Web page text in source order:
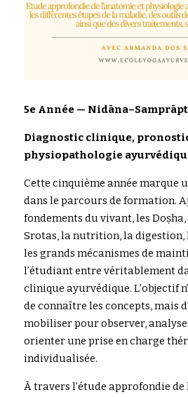
5e Année —
Diagnostic clinique,
physiopathologie
Cette cinquième année marque
dans le parcours de formation.
fondements du vivant, les Doṣha,
Srotas, la nutrition, la digestion,
les grands mécanismes de
l’étudiant entre véritablement
clinique ayurvédique. L’objectif
de connaître les concepts, mais
mobiliser pour observer,
orienter une prise en charge
individualisée.
À travers l’étude approfondie